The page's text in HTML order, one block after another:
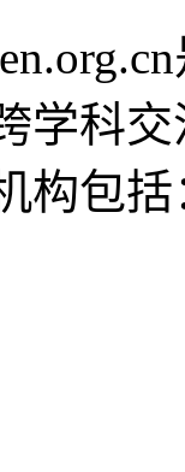
学科
构包